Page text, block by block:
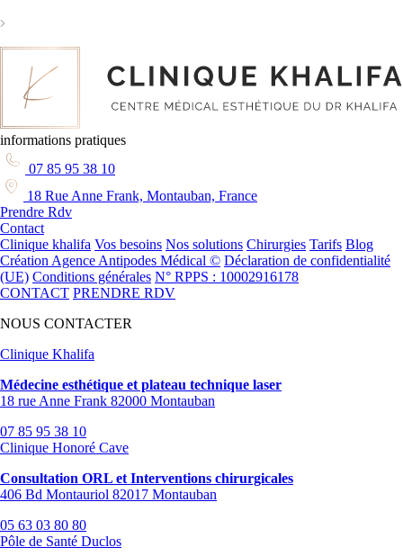
informations pratiques
07 85 95 38 10
18 Rue Anne Frank, Montauban, France
Prendre Rdv
Contact
Clinique khalifa Vos besoins Nos solutions Chirurgies Tarifs Blog
Création Agence Antipodes Médical © Déclaration de confidentialité
(UE) Conditions générales N° RPPS : 10002916178
CONTACT PRENDRE RDV
NOUS CONTACTER
Clinique Khalifa
Médecine esthétique et plateau technique laser
18 rue Anne Frank 82000 Montauban
07 85 95 38 10
Clinique Honoré Cave
Consultation ORL et Interventions chirurgicales
406 Bd Montauriol 82017 Montauban
05 63 03 80 80
Pôle de Santé Duclos